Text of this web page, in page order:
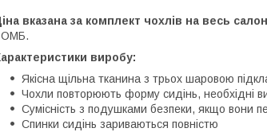
вказана за комплект чохлів на весь
виробу:
Якісна щільна тканина з трьох шаровою
Чохли повторюють форму сидінь, необхідні
Сумісність з подушками безпеки, якщо вони
Спинки сидінь зариваються повністю